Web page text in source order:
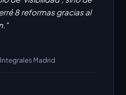
8 reformas gracias al
Madrid